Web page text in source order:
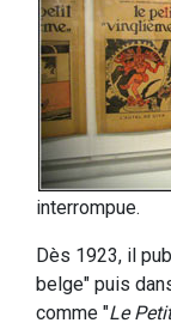
interrompue.
Dès 1923, il
belge" puis
comme "Le